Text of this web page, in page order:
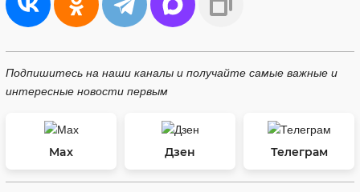
Подпишитесь на наши каналы и получайте самые важные и
интересные новости первым
Max Дзен Телеграм